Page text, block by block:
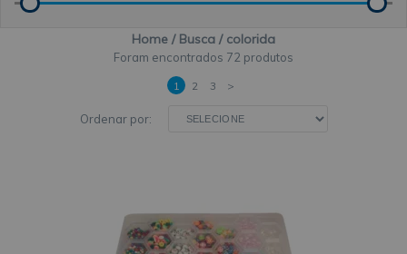
Home Busca colorida
72 produtos
Ordenar por:
1 2 3 >